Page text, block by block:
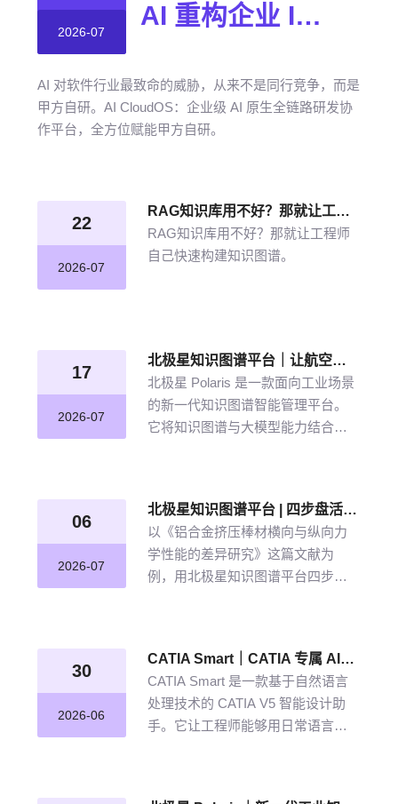
2026-07
AI 重构企业 IT 格局，甲方自研时代到来！
AI 对软件行业最致命的威胁，从来不是同行竞争，而是
甲方自研。AI CloudOS：企业级 AI 原生全链路研发协
作平台，全方位赋能甲方自研。
22
2026-07
RAG知识库用不好？那就让工程师自己快速构建知识图谱
RAG知识库用不好？那就让工程师
自己快速构建知识图谱。
17
2026-07
北极星知识图谱平台｜让航空发动机叶片知识“连”起来
北极星 Polaris 是一款面向工业场景
的新一代知识图谱智能管理平台。
它将知识图谱与大模型能力结合，
06
2026-07
北极星知识图谱平台 | 四步盘活航空材料全量文献
以《铝合金挤压棒材横向与纵向力
学性能的差异研究》这篇文献为
例，用北极星知识图谱平台四步盘
注、清洗的低效方式。
30
2026-06
CATIA Smart｜CATIA 专属 AI 智能体，说说话，AI 帮你建模
CATIA Smart 是一款基于自然语言
处理技术的 CATIA V5 智能设计助
手。它让工程师能够用日常语言描